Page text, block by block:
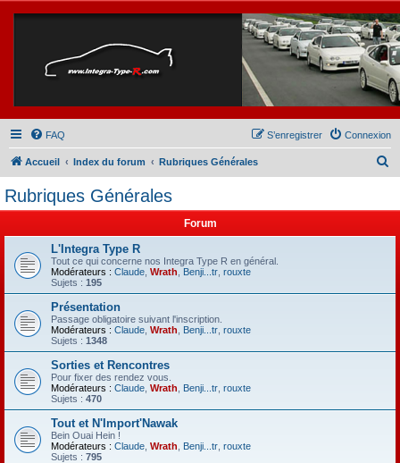
FAQ Connexion
S’enregistrer
Accueil Index du forum Rubriques Générales
r
Rubriques Générales
Forum
L'Integra Type R
Tout ce qui concerne nos Integra Type R en général.
Modérateurs : Claude Wrath Benji...tr rouxte
Sujets : 195
Présentation
Passage obligatoire suivant l'inscription.
Modérateurs : Claude Wrath Benji...tr rouxte
Sujets : 1348
Sorties et Rencontres
Pour fixer des rendez vous.
Modérateurs : Claude Wrath Benji...tr rouxte
Sujets : 470
Tout et N'Import'Nawak
Bein Ouai Hein !
Modérateurs : Claude Wrath Benji...tr rouxte
Sujets : 795